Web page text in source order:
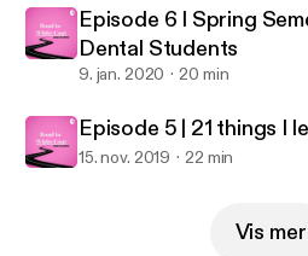
Episode 6 I Spring
Dental Students
9. jan. 2020 20 min
Episode 5 | 21 things I
15. nov. 2019 22 min
Vis mer